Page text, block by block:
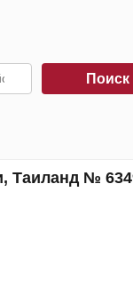
Поиск
Таиланд №